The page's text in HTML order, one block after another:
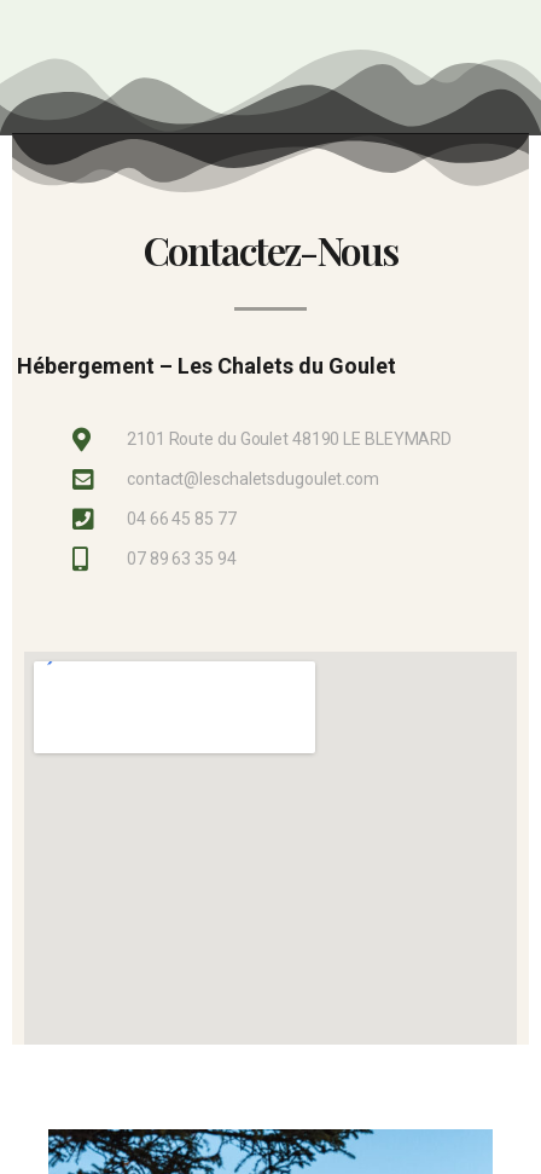
Contactez-Nous
Hébergement – Les Chalets du Goulet
2101 Route du Goulet 48190 LE BLEYMARD
contact@leschaletsdugoulet.com
04 66 45 85 77
07 89 63 35 94